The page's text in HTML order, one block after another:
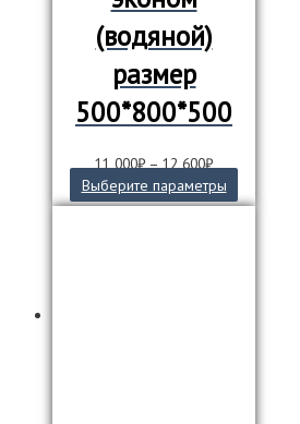
(водяной)
размер
500*800*500
11 000₽–12 600₽
Выберите параметры
товар